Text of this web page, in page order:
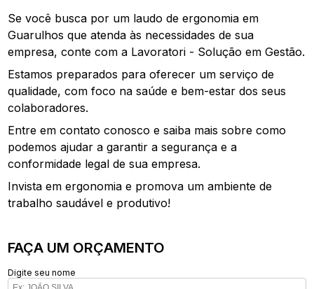
Se você busca por um laudo de ergonomia em
Guarulhos que atenda às necessidades de sua
empresa, conte com a Lavoratori - Solução em Gestão.
Estamos preparados para oferecer um serviço de
qualidade, com foco na saúde e bem-estar dos seus
colaboradores.
Entre em contato conosco e saiba mais sobre como
podemos ajudar a garantir a segurança e a
conformidade legal de sua empresa.
Invista em ergonomia e promova um ambiente de
trabalho saudável e produtivo!
FAÇA UM ORÇAMENTO
Digite seu nome